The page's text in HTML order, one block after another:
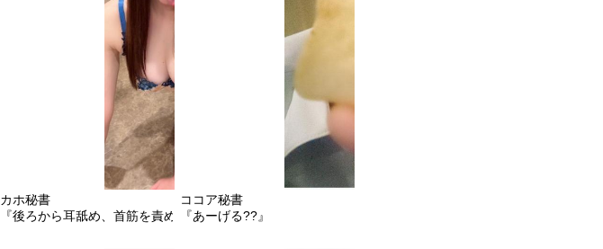
カホ秘書
『後ろから耳舐め、首筋を責めて…』
ココア秘書
『あーげる??』